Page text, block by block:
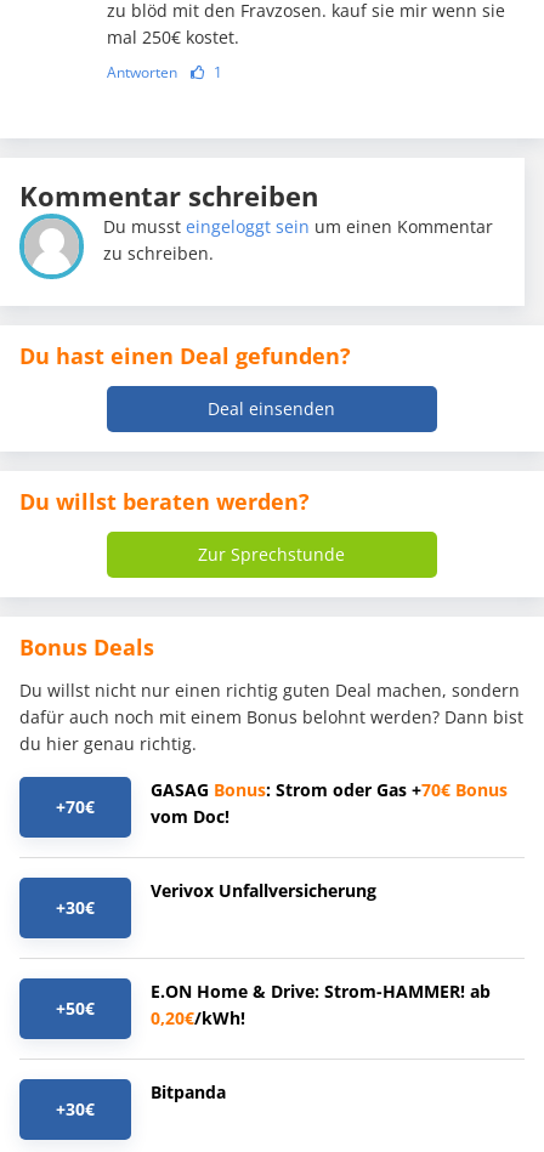
zu blöd mit den Fravzosen. kauf sie mir wenn sie
mal 250€ kostet.
Antworten 1
Kommentar schreiben
Du mussteingeloggt sein um einen Kommentar
zu schreiben.
Du hast einen Deal gefunden?
Deal einsenden
Du willst beraten werden?
Zur Sprechstunde
Bonus Deals
Du willst nicht nur einen richtig guten Deal machen, sondern
dafür auch noch mit einem Bonus belohnt werden? Dann bist
du hier genau richtig.
+70€
GASAG Bonus: Strom oder Gas +70€ Bonus
vom Doc!
+30€
Verivox Unfallversicherung
+50€
E.ON Home & Drive: Strom-HAMMER! ab
0,20€/kWh!
+30€
Bitpanda